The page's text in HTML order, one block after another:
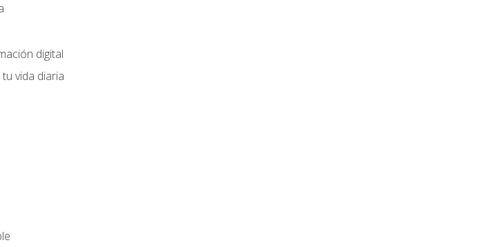
digital
vida diaria